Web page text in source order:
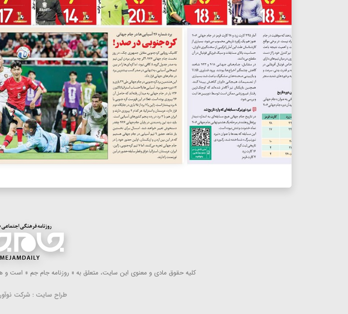
كلیه حقوق مادی و معنوی این سایت، متعلق به « روزنامه جام جم » است و
طراح سایت : شرکت